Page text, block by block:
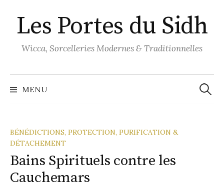
au
contenu
Les Portes du Sidh
Wicca, Sorcelleries Modernes & Traditionnelles
MENU
BÉNÉDICTIONS, PROTECTION, PURIFICATION &
DÉTACHEMENT
Bains Spirituels contre les
Cauchemars